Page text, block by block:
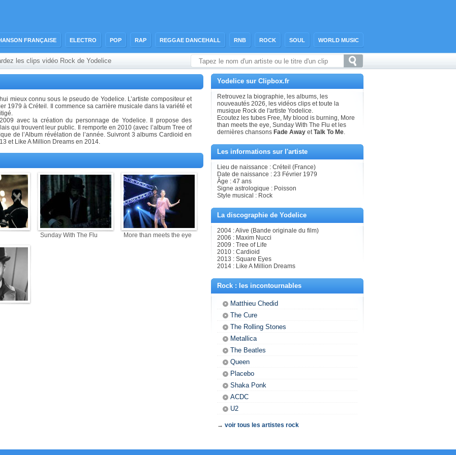
FRANÇAISE ELECTRO POP RAP REGGAE DANCEHALL RNB ROCK SOUL WORLD MUSIC
les clips vidéo Rock de Yodelice
mieux connu sous le pseudo de Yodelice. L’artiste compositeur et
1979 à Créteil. Il commence sa carrière musicale dans la variété et
avec la création du personnage de Yodelice. Il propose des
qui trouvent leur public. Il remporte en 2010 (avec l’album Tree of
de l’Album révélation de l’année. Suivront 3 albums Cardioid en
et Like A Million Dreams en 2014.
Sunday With The Flu More than meets the eye
Yodelice sur Clipbox.fr
Retrouvez la biographie, les albums, les
nouveautés 2026, les vidéos clips et toute la
musique Rock de l'artiste Yodelice.
Ecoutez les tubes Free, My blood is burning, More
than meets the eye, Sunday With The Flu et les
dernières chansons Fade Away etTalk To Me.
Les informations sur l'artiste
Lieu de naissance : Créteil (France)
Date de naissance : 23 Février 1979
Âge : 47 ans
Signe astrologique : Poisson
Style musical : Rock
La discographie de Yodelice
2004 : Alive (Bande originale du film)
2006 : Maxim Nucci
2009 : Tree of Life
2010 : Cardioid
2013 : Square Eyes
2014 : Like A Million Dreams
Rock : les incontournables
Matthieu Chedid
The Cure
The Rolling Stones
Metallica
The Beatles
Queen
Placebo
Shaka Ponk
ACDC
U2
→ voir tous les artistes rock